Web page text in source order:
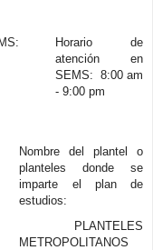
Horario de
atención en
SEMS: 8:00 am
- 9:00 pm
Nombre del plantel o
planteles donde se
imparte el plan de
estudios:
PLANTELES
METROPOLITANOS